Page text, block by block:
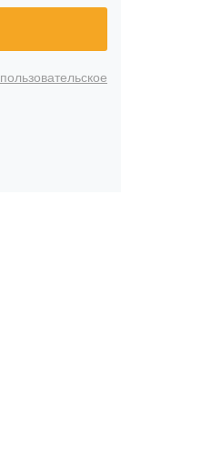
пользовательское